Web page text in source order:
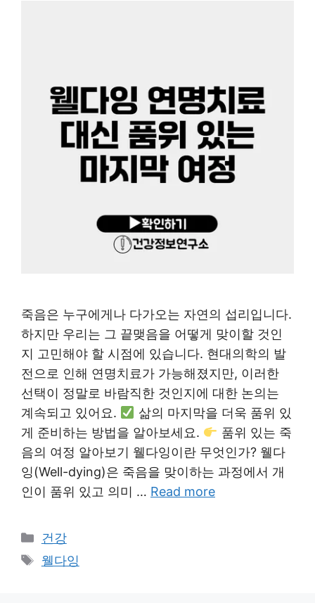
죽음은 누구에게나 다가오는 자연의 섭리입니다.
하지만 우리는 그 끝맺음을 어떻게 맞이할 것인
지 고민해야 할 시점에 있습니다. 현대의학의 발
전으로 인해 연명치료가 가능해졌지만, 이러한
선택이 정말로 바람직한 것인지에 대한 논의는
계속되고 있어요.
삶의 마지막을 더욱 품위 있
게 준비하는 방법을 알아보세요.
품위 있는 죽
음의 여정 알아보기 웰다잉이란 무엇인가? 웰다
잉(Well-dying)은 죽음을 맞이하는 과정에서 개
인이 품위 있고 의미 … Read more
Categories
건강
Tags
웰다잉